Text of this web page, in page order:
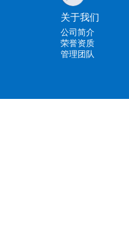
关于我们
公司简介
荣誉资质
管理团队